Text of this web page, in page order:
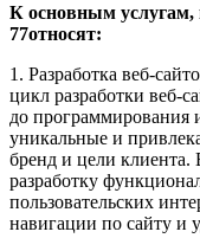
К основным услугам,
77относят:
1. Разработка веб-
цикл разработки веб-
до программирования
уникальные и
бренд и цели клиента.
разработку
пользовательских
навигации по сайту и